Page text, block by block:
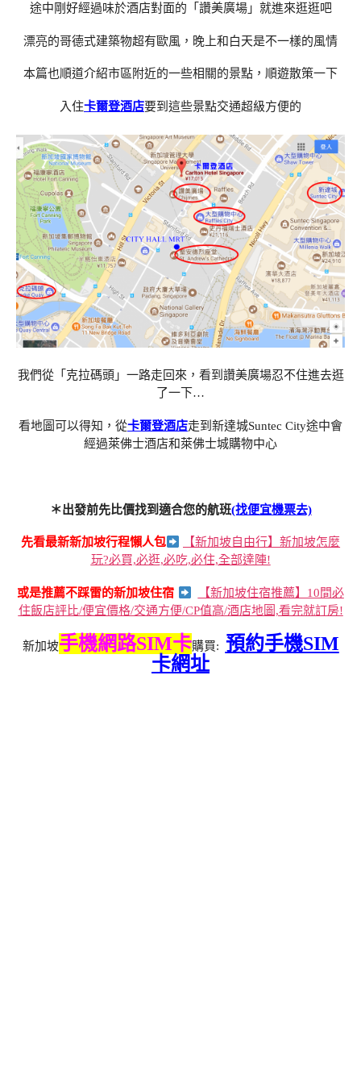
途中剛好經過味於酒店對面的「讚美廣場」就進來逛逛吧
漂亮的哥德式建築物超有歐風，晚上和白天是不一樣的風情
本篇也順道介紹市區附近的一些相關的景點，順遊散策一下
入住卡爾登酒店要到這些景點交通超級方便的
我們從「克拉碼頭」一路走回來，看到讚美廣場忍不住進去逛
了一下…
看地圖可以得知，從卡爾登酒店走到新達城Suntec City途中會
經過萊佛士酒店和萊佛士城購物中心
＊出發前先比價找到適合您的航班(找便宜機票去)
先看最新新加坡行程懶人包
【新加坡自由行】新加坡怎麼
玩?必買,必逛,必吃,必住,全部達陣!
或是推薦不踩雷的新加坡住宿
【新加坡住宿推薦】10間必
住飯店評比/便宜價格/交通方便/CP值高/酒店地圖,看完就訂房!
新加坡手機網路SIM卡購買: 預約手機SIM
卡網址